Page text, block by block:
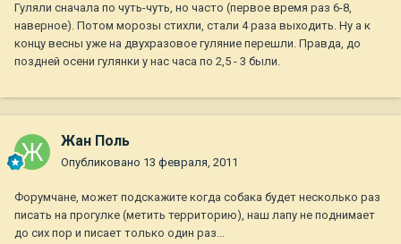
Гуляли сначала по чуть-чуть, но часто (первое время раз 6-8,
наверное). Потом морозы стихли, стали 4 раза выходить. Ну а к
концу весны уже на двухразовое гуляние перешли. Правда, до
поздней осени гулянки у нас часа по 2,5 - 3 были.
Жан Поль
Опубликовано 13 февраля, 2011
Форумчане, может подскажите когда собака будет несколько раз
писать на прогулке (метить территорию), наш лапу не поднимает
до сих пор и писает только один раз...